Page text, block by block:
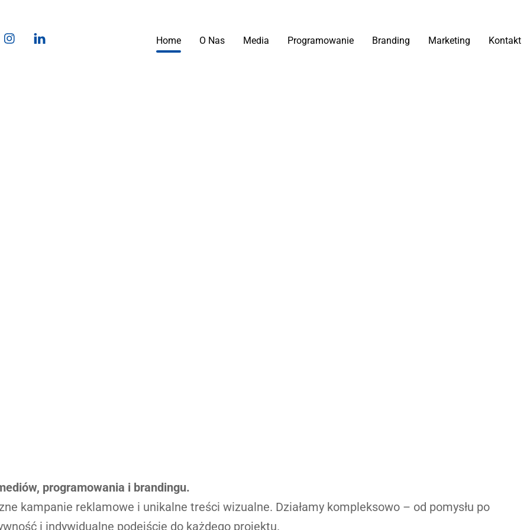
Instagram
Home O Nas Media Programowanie Branding Marketing Kontakt
programowania i brandingu.
kampanie reklamowe i unikalne treści wizualne. Działamy kompleksowo – od pomysłu po
i indywidualne podejście do każdego projektu.